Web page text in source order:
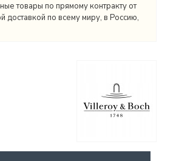
товары по прямому контракту от
доставкой по всему миру, в Россию,